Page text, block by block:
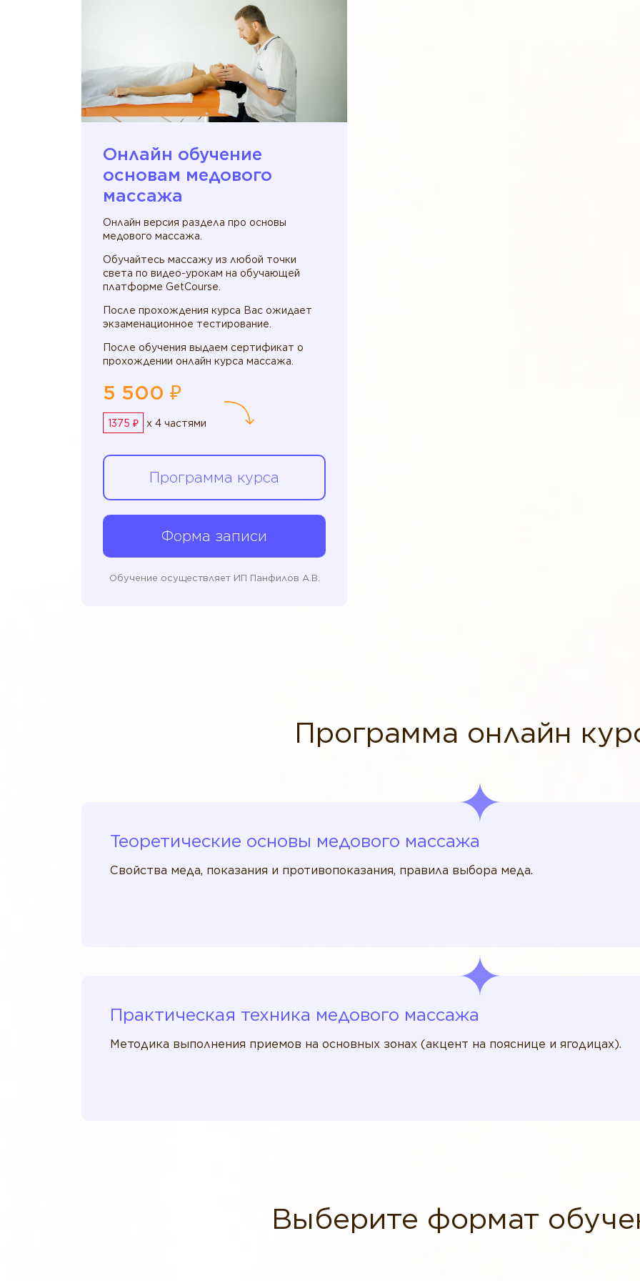
Онлайн обучение
основам медового
массажа
Онлайн версия раздела про основы
медового массажа.
Обучайтесь массажу из любой точки
света по видео-урокам на обучающей
платформе GetCourse.
После прохождения курса Вас ожидает
экзаменационное тестирование.
После обучения выдаем сертификат о
прохождении онлайн курса массажа.
5 500 ₽
1375 ₽ x 4 частями
Программа курса
Форма записи
Обучение осуществляет ИП Панфилов А.В.
Программа онлайн
Теоретические основы медового массажа
Свойства меда, показания и противопоказания, правила выбора меда.
Практическая техника медового массажа
Методика выполнения приемов на основных зонах (акцент на пояснице и ягодицах).
Выберите формат